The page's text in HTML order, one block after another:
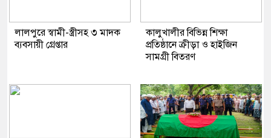
লালপুরে স্বামী-স্ত্রীসহ ৩ মাদক
ব্যবসায়ী গ্রেপ্তার
কালুখালীর বিভিন্ন শিক্ষা
প্রতিষ্ঠানে ক্রীড়া ও হাইজিন
সামগ্রী বিতরণ